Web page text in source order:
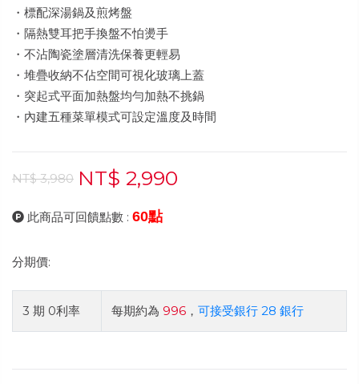
・標配深湯鍋及煎烤盤
・隔熱雙耳把手換盤不怕燙手
・不沾陶瓷塗層清洗保養更輕易
・堆疊收納不佔空間可視化玻璃上蓋
・突起式平面加熱盤均勻加熱不挑鍋
・內建五種菜單模式可設定溫度及時間
NT$ 3,980 NT$ 2,990
此商品可回饋點數 : 60點
分期價:
3 期 0利率 每期約為 996 ， 可接受銀行 28 銀行